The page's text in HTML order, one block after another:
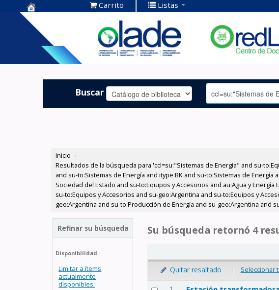
Centro de
Documentación
OLADE -
Carrito Listas
Buscar
Inicio ›
Resultados de la búsqueda para 'ccl=su:"Sistemas de Energía" and su-
and su-to:Sistemas de Energía and itype:BK and su-to:Sistemas de Energía
Sociedad del Estado and su-to:Equipos y Accesorios and au:Agua y
su-to:Equipos y Accesorios and su-geo:Argentina and su-to:Equipos y
geo:Argentina and su-to:Producción de Energía and su-geo:Argentina and
Refinar su búsqueda
Disponibilidad
Limitar a ítems
actualmente
disponibles.
Su búsqueda retornó 4
Quitar resaltado | Seleccionar